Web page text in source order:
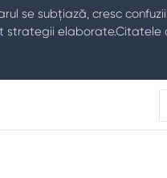
se subțiază, cresc